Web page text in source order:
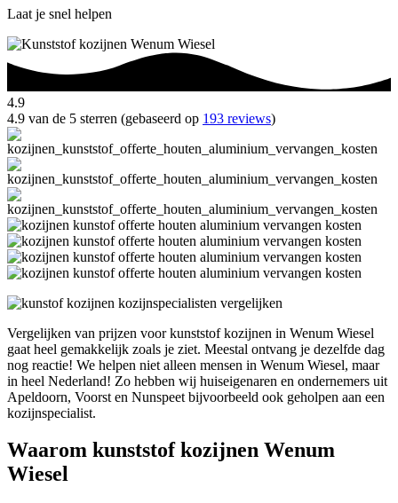
Laat je snel helpen
4.9
4.9 van de 5 sterren (gebaseerd op 193 reviews)
Vergelijken van prijzen voor kunststof kozijnen in Wenum Wiesel
gaat heel gemakkelijk zoals je ziet. Meestal ontvang je dezelfde dag
nog reactie! We helpen niet alleen mensen in Wenum Wiesel, maar
in heel Nederland! Zo hebben wij huiseigenaren en ondernemers uit
Apeldoorn, Voorst en Nunspeet bijvoorbeeld ook geholpen aan een
kozijnspecialist.
Waarom kunststof kozijnen Wenum
Wiesel